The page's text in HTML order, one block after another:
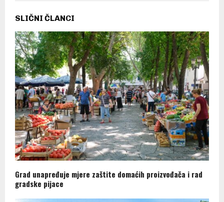
SLIČNI ČLANCI
Grad unapređuje mjere zaštite domaćih proizvođača i rad
gradske pijace